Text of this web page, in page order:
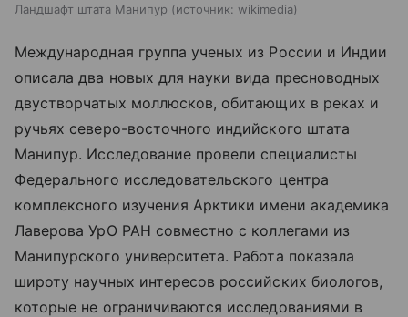
Ландшафт штата Манипур источник: wikimedia
Международная группа ученых из России и Индии
описала два новых для науки вида пресноводных
двустворчатых моллюсков, обитающих в реках и
ручьях северо-восточного индийского штата
Манипур. Исследование провели специалисты
Федерального исследовательского центра
комплексного изучения Арктики имени академика
Лаверова УрО РАН совместно с коллегами из
Манипурского университета. Работа показала
широту научных интересов российских биологов,
которые не ограничиваются исследованиями в